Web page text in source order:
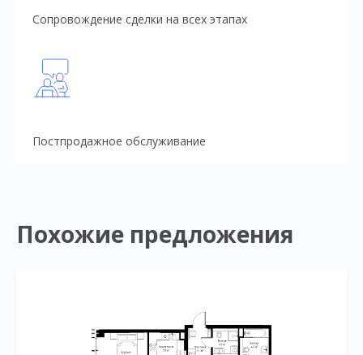
Сопровождение сделки на всех этапах
Постпродажное обслуживание
Похожие предложения